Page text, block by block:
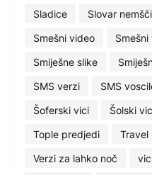
Sladice
Slovar
Smešni video
Smiješne slike
SMS verzi
SMS
Šoferski vici
Šolski
Tople predjedi
Travel
Verzi za lahko noč
vic